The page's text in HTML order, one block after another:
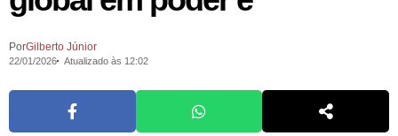
PorGilberto Júnior
22/01/2026 Atualizado às 12:02